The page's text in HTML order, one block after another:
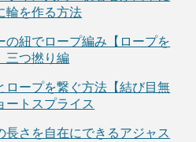
輪を作る方法
の紐でロープ編み【ロープを
三つ撚り編
ロープを繋ぐ方法【結び目無
ートスプライス
長さを自在にできるアジャス